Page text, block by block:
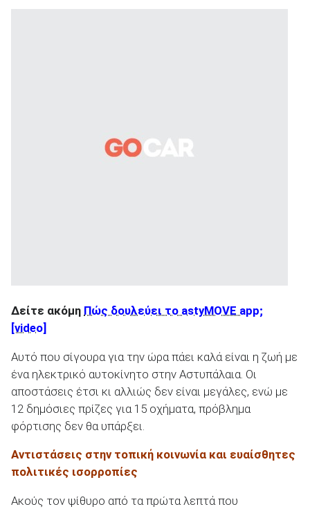
Δείτε ακόμη Πώς δουλεύει το astyMOVE app;
[video]
Αυτό που σίγουρα για την ώρα πάει καλά είναι η ζωή με
ένα ηλεκτρικό αυτοκίνητο στην Αστυπάλαια. Οι
αποστάσεις έτσι κι αλλιώς δεν είναι μεγάλες, ενώ με
12 δημόσιες πρίζες για 15 οχήματα, πρόβλημα
φόρτισης δεν θα υπάρξει.
Αντιστάσεις στην τοπική κοινωνία και ευαίσθητες
πολιτικές ισορροπίες
Ακούς τον ψίθυρο από τα πρώτα λεπτά που